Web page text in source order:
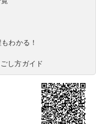
わかる！
し方ガイド